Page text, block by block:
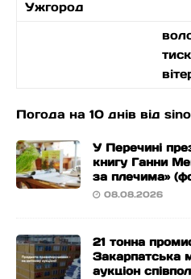
Ужгород
Погода на 10 днів від
У Перечині
книгу Ганни
за плечима»
08.08.2026
21 тонна
Закарпатська
аукціон